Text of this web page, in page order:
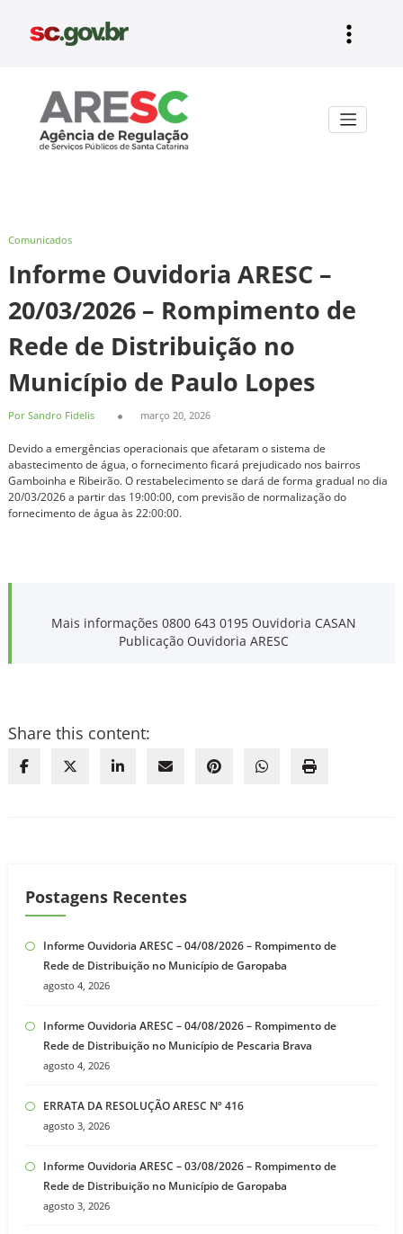
Comunicados
Informe Ouvidoria ARESC –
20/03/2026 – Rompimento de
Rede de Distribuição no
Município de Paulo Lopes
Por Sandro Fidelis março 20, 2026
Devido a emergências operacionais que afetaram o sistema de
abastecimento de água, o fornecimento ficará prejudicado nos bairros
Gamboinha e Ribeirão. O restabelecimento se dará de forma gradual no dia
20/03/2026 a partir das 19:00:00, com previsão de normalização do
fornecimento de água às 22:00:00.
Mais informações 0800 643 0195 Ouvidoria CASAN
Publicação Ouvidoria ARESC
Share this content:
Postagens Recentes
Informe Ouvidoria ARESC – 04/08/2026 – Rompimento de
Rede de Distribuição no Município de Garopaba
agosto 4, 2026
Informe Ouvidoria ARESC – 04/08/2026 – Rompimento de
Rede de Distribuição no Município de Pescaria Brava
agosto 4, 2026
ERRATA DA RESOLUÇÃO ARESC Nº 416
agosto 3, 2026
Informe Ouvidoria ARESC – 03/08/2026 – Rompimento de
Rede de Distribuição no Município de Garopaba
agosto 3, 2026